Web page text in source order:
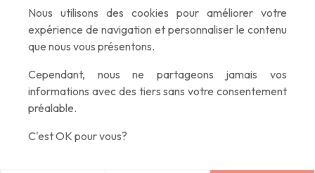
Nous utilisons des cookies pour améliorer votre
expérience de navigation et personnaliser le contenu
que nous vous présentons.
Cependant, nous ne partageons jamais vos
informations avec des tiers sans votre consentement
préalable.
C'est OK pour vous?
ignore
this
field